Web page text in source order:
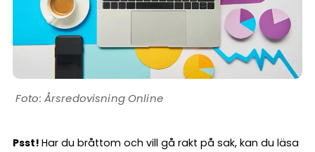
Årsredovisning Online
Psst! Har du bråttom och vill gå rakt på sak, kan du läsa